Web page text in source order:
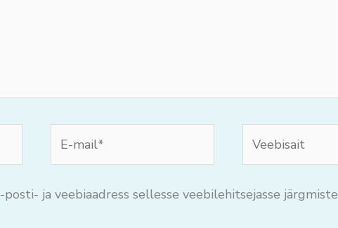
mail*
ja veebiaadress sellesse veebilehitsejasse järgmiste